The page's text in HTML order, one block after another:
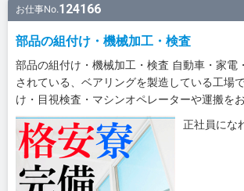
お仕事No.124166
部品の組付け・機械加工・検査
部品の組付け・機械加工・検査 自動車・家電
されている、ベアリングを製造している工場
け・目視検査・マシンオペレーターや運搬を
正社員にな